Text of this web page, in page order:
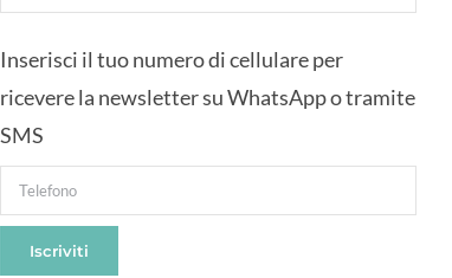
Inserisci il tuo numero di cellulare per
ricevere la newsletter su WhatsApp o tramite
SMS